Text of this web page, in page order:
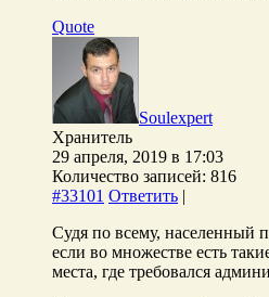
Quote
Soulexpert
Хранитель
29 апреля, 2019 в 17:03
Количество записей: 816
#33101 Ответить |
Судя по всему, населенный
если во множестве есть
места, где требовался